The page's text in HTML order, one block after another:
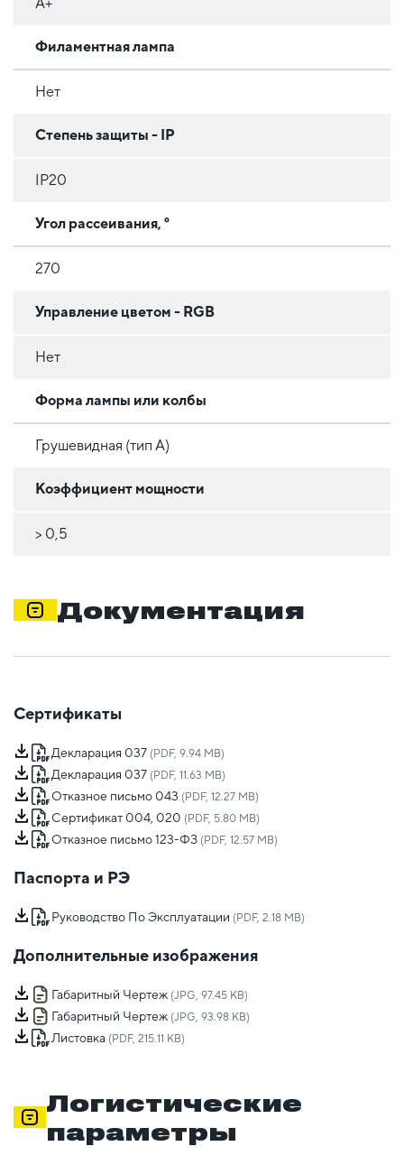
Филаментная лампа
Нет
Степень защиты - IP
IP20
Угол рассеивания, °
270
Управление цветом - RGB
Нет
Форма лампы или колбы
Грушевидная (тип A)
Коэффициент мощности
> 0,5
Документация
Сертификаты
Декларация 037 (PDF, 9.94 MB)
Декларация 037 (PDF, 11.63 MB)
Отказное письмо 043 (PDF, 12.27 MB)
Сертификат 004, 020 (PDF, 5.80 MB)
Отказное письмо 123-ФЗ (PDF, 12.57 MB)
Паспорта и РЭ
Руководство По Эксплуатации (PDF, 2.18 MB)
Дополнительные изображения
Габаритный Чертеж (JPG, 97.45 KB)
Габаритный Чертеж (JPG, 93.98 KB)
Листовка (PDF, 215.11 KB)
Логистические
параметры